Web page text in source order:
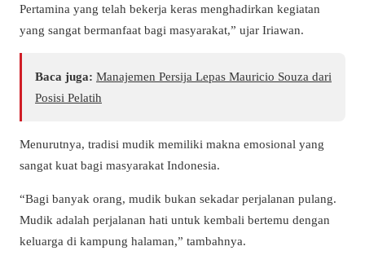
Pertamina yang telah bekerja keras menghadirkan kegiatan
yang sangat bermanfaat bagi masyarakat,” ujar Iriawan.
Baca juga: Manajemen Persija Lepas Mauricio Souza dari
Posisi Pelatih
Menurutnya, tradisi mudik memiliki makna emosional yang
sangat kuat bagi masyarakat Indonesia.
“Bagi banyak orang, mudik bukan sekadar perjalanan pulang.
Mudik adalah perjalanan hati untuk kembali bertemu dengan
keluarga di kampung halaman,” tambahnya.